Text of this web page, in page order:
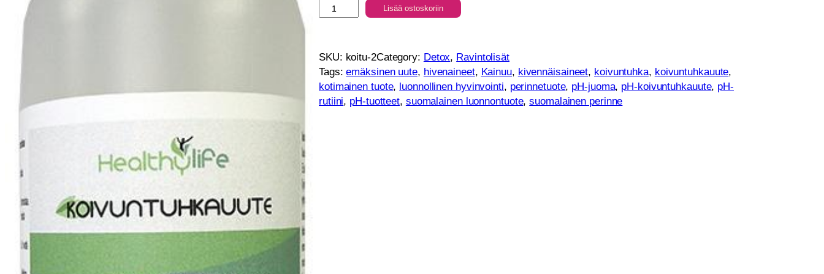
H
o
v
u
Lisää ostoskoriin
SKU: koitu-2Category: Detox, Ravintolisät
Tags:emäksinen uute, hivenaineet, Kainuu, kivennäisaineet, koivuntuhka, koivuntuhkauute
kotimainen tuote, luonnollinen hyvinvointi, perinnetuote, pH-juoma, pH-koivuntuhkauute, pH-
rutiini, pH-tuotteet, suomalainen luonnontuote, suomalainen perinne